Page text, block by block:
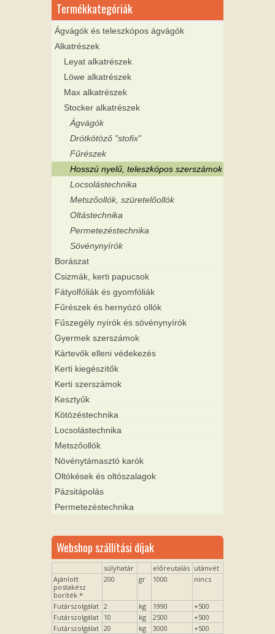
Termékkategóriák
Ágvágók és teleszkópos ágvágók
Alkatrészek
Leyat alkatrészek
Löwe alkatrészek
Max alkatrészek
Stocker alkatrészek
Ágvágók
Drótkötöző "stofix"
Fűrészek
Hosszú nyelű, teleszkópos szerszámok
Locsolástechnika
Metszőollók, szüretelőollók
Oltástechnika
Permetezéstechnika
Sövénynyírók
Borászat
Csizmák, kerti papucsok
Fátyolfóliák és gyomfóliák
Fűrészek és hernyózó ollók
Fűszegély nyírók és sövénynyírók
Gyermek szerszámok
Kártevők elleni védekezés
Kerti kiegészítők
Kerti szerszámok
Kesztyűk
Kötözéstechnika
Locsolástechnika
Metszőollók
Növénytámasztó karók
Oltókések és oltószalagok
Pázsitápolás
Permetezéstechnika
Webshop szállítási díjak
súlyhatár előreutalás utánvét
Ajánlott
postakész
boríték *
200 gr 1000 nincs
Futárszolgálat 2 kg 1990
+500
Futárszolgálat 10 kg 2500
+500
Futárszolgálat 20 kg 3000
+500